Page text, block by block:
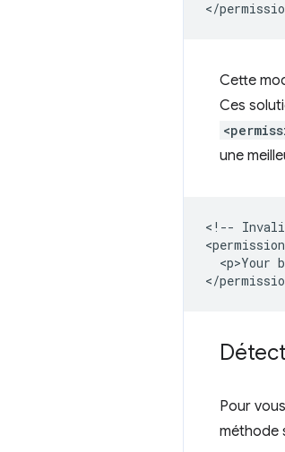
Cette
Ces
une
<!--
<p>Your
Pour
méthode